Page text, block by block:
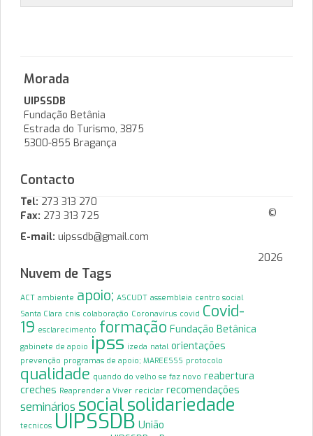
Morada
UIPSSDB
Fundação Betânia
Estrada do Turismo, 3875
5300-855 Bragança
Contacto
Tel: 273 313 270
Fax: 273 313 725
E-mail: uipssdb@gmail.com
Nuvem de Tags
ACT ambiente apoio; ASCUDT assembleia centro social
Santa Clara cnis colaboração Coronavírus covid Covid-
19 esclarecimento formação Fundação Betânica
gabinete de apoio ipss izeda natal orientações
prevenção programas de apoio; MAREESSS protocolo
qualidade quando do velho se faz novo reabertura
creches Reaprender a Viver reciclar recomendações
seminários socialsolidariedade
tecnicos UIPSSDB União
©
2026